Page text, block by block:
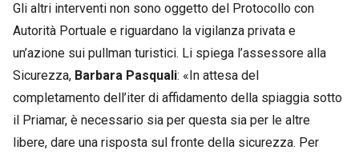
Gli altri interventi non sono oggetto del Protocollo con
Autorità Portuale e riguardano la vigilanza privata e
un’azione sui pullman turistici. Li spiega l’assessore alla
Sicurezza, Barbara Pasquali: «In attesa del
completamento dell’iter di affidamento della spiaggia sotto
il Priamar, è necessario sia per questa sia per le altre
libere, dare una risposta sul fronte della sicurezza. Per